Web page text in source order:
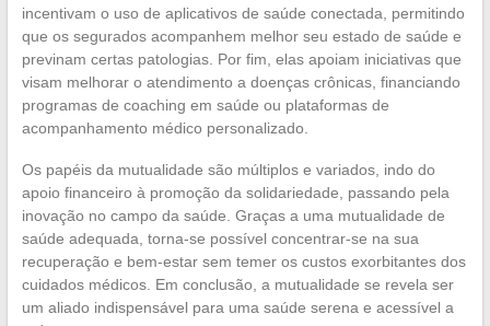
incentivam o uso de aplicativos de saúde conectada, permitindo
que os segurados acompanhem melhor seu estado de saúde e
previnam certas patologias. Por fim, elas apoiam iniciativas que
visam melhorar o atendimento a doenças crônicas, financiando
programas de coaching em saúde ou plataformas de
acompanhamento médico personalizado.
Os papéis da mutualidade são múltiplos e variados, indo do
apoio financeiro à promoção da solidariedade, passando pela
inovação no campo da saúde. Graças a uma mutualidade de
saúde adequada, torna-se possível concentrar-se na sua
recuperação e bem-estar sem temer os custos exorbitantes dos
cuidados médicos. Em conclusão, a mutualidade se revela ser
um aliado indispensável para uma saúde serena e acessível a